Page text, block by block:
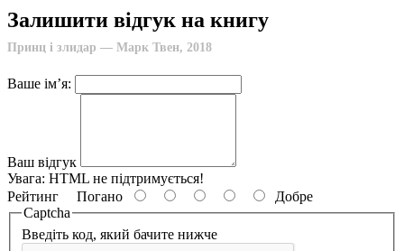
Залишити відгук на книгу
Принц і злидар — Марк Твен, 2018
Ваше ім’я:
Ваш відгук
Увага: HTML не підтримується!
Рейтинг Погано
Добре
Captcha
Введіть код, який бачите нижче